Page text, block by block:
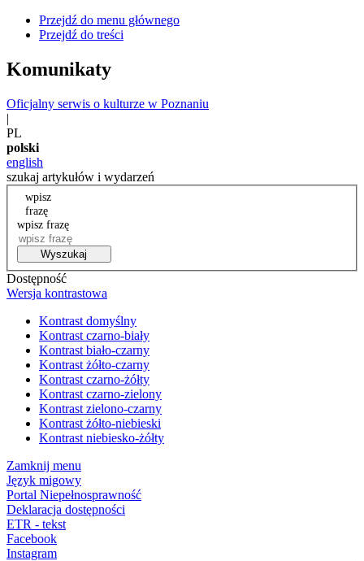
Przejdź do menu głównego
Przejdź do treści
Komunikaty
Oficjalny serwis o kulturze w Poznaniu
|
PL
polski
english
szukaj artykułów i wydarzeń
wpisz
frazę
wpisz frazę
Wyszukaj
Dostępność
Wersja kontrastowa
Kontrast domyślny
Kontrast czarno-biały
Kontrast biało-czarny
Kontrast żółto-czarny
Kontrast czarno-żółty
Kontrast czarno-zielony
Kontrast zielono-czarny
Kontrast żółto-niebieski
Kontrast niebiesko-żółty
Zamknij menu
Język migowy
Portal Niepełnosprawność
Deklaracja dostępności
ETR - tekst
Facebook
Instagram